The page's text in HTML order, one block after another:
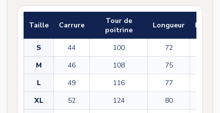
Taille Carrure
Tour de
poitrine
Longueur
S 44 100 72
M
46 108 75
L
49 116 77
XL
52 124 80